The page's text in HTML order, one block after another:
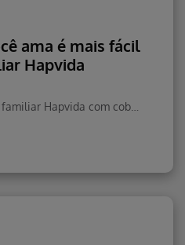
ama é mais fácil
Hapvida